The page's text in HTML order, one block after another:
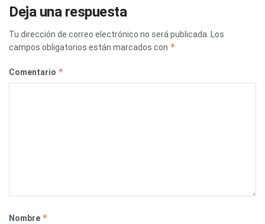
Deja una respuesta
Tu dirección de correo electrónico no será publicada.
Los
campos obligatorios están marcados con *
Comentario *
Nombre *